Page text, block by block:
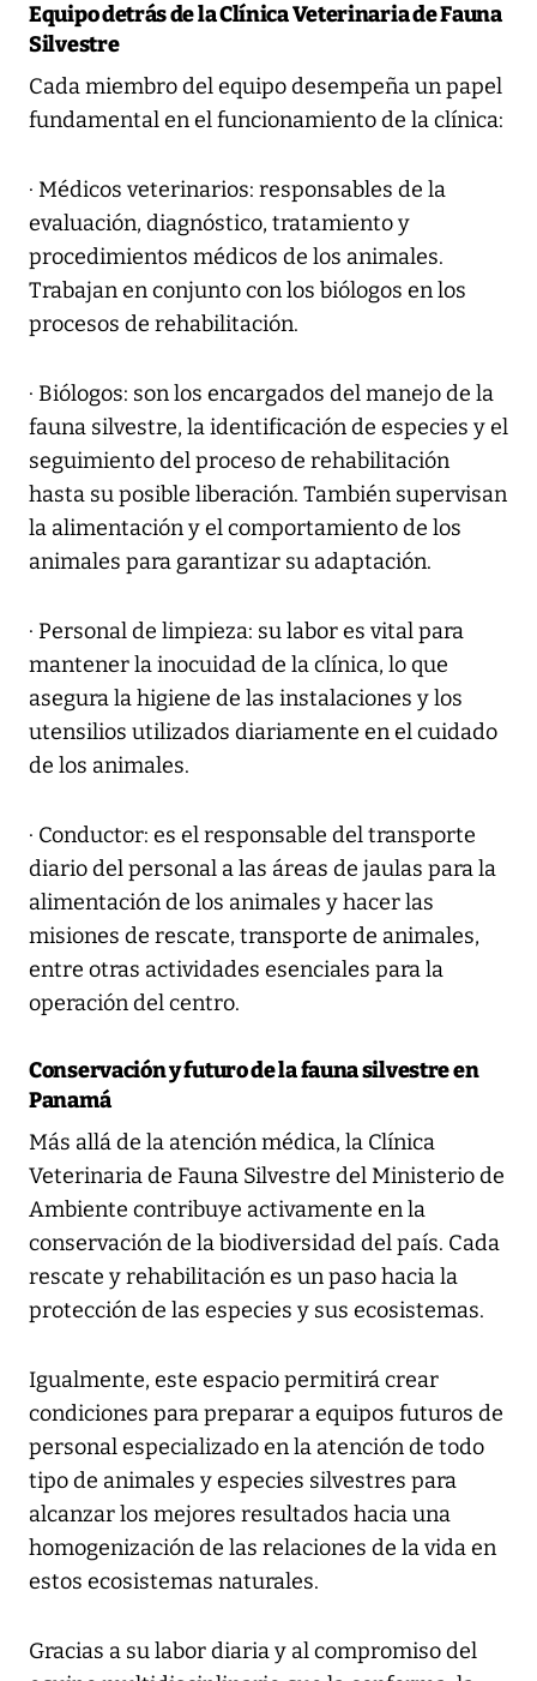
Equipo detrás de la Clínica Veterinaria de Fauna
Silvestre
Cada miembro del equipo desempeña un papel
fundamental en el funcionamiento de la clínica:
· Médicos veterinarios: responsables de la
evaluación, diagnóstico, tratamiento y
procedimientos médicos de los animales.
Trabajan en conjunto con los biólogos en los
procesos de rehabilitación.
· Biólogos: son los encargados del manejo de la
fauna silvestre, la identificación de especies y el
seguimiento del proceso de rehabilitación
hasta su posible liberación. También supervisan
la alimentación y el comportamiento de los
animales para garantizar su adaptación.
· Personal de limpieza: su labor es vital para
mantener la inocuidad de la clínica, lo que
asegura la higiene de las instalaciones y los
utensilios utilizados diariamente en el cuidado
de los animales.
· Conductor: es el responsable del transporte
diario del personal a las áreas de jaulas para la
alimentación de los animales y hacer las
misiones de rescate, transporte de animales,
entre otras actividades esenciales para la
operación del centro.
Conservación y futuro de la fauna silvestre en
Panamá
Más allá de la atención médica, la Clínica
Veterinaria de Fauna Silvestre del Ministerio de
Ambiente contribuye activamente en la
conservación de la biodiversidad del país. Cada
rescate y rehabilitación es un paso hacia la
protección de las especies y sus ecosistemas.
Igualmente, este espacio permitirá crear
condiciones para preparar a equipos futuros de
personal especializado en la atención de todo
tipo de animales y especies silvestres para
alcanzar los mejores resultados hacia una
homogenización de las relaciones de la vida en
estos ecosistemas naturales.
Gracias a su labor diaria y al compromiso del